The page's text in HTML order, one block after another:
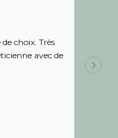
choix. Très
avec de
de l
aidé